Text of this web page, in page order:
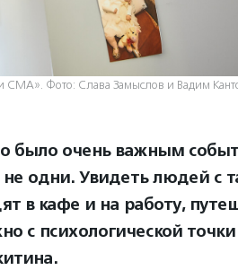
СМА». Фото: Слава Замыслов и Вадим
было очень важным
не одни. Увидеть людей с
в кафе и на работу,
с психологической